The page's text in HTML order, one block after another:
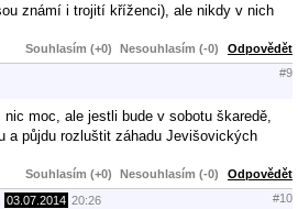
známí i trojití kříženci), ale nikdy v nich
Souhlasím (+0) Nesouhlasím (-0) Odpovědět
#9
moc, ale jestli bude v sobotu škaredě,
a půjdu rozluštit záhadu Jevišovických
Souhlasím (+0) Nesouhlasím (-0) Odpovědět
03.07.2014 20:26 #10